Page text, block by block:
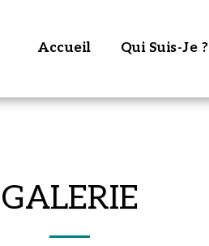
Accueil Qui Suis-Je ?
GALERIE